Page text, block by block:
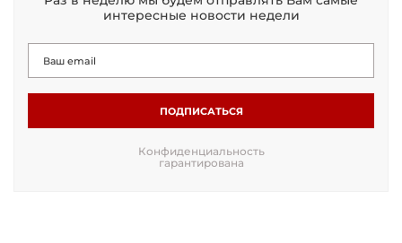
интересные новости недели
ПОДПИСАТЬСЯ
Конфиденциальность
гарантирована